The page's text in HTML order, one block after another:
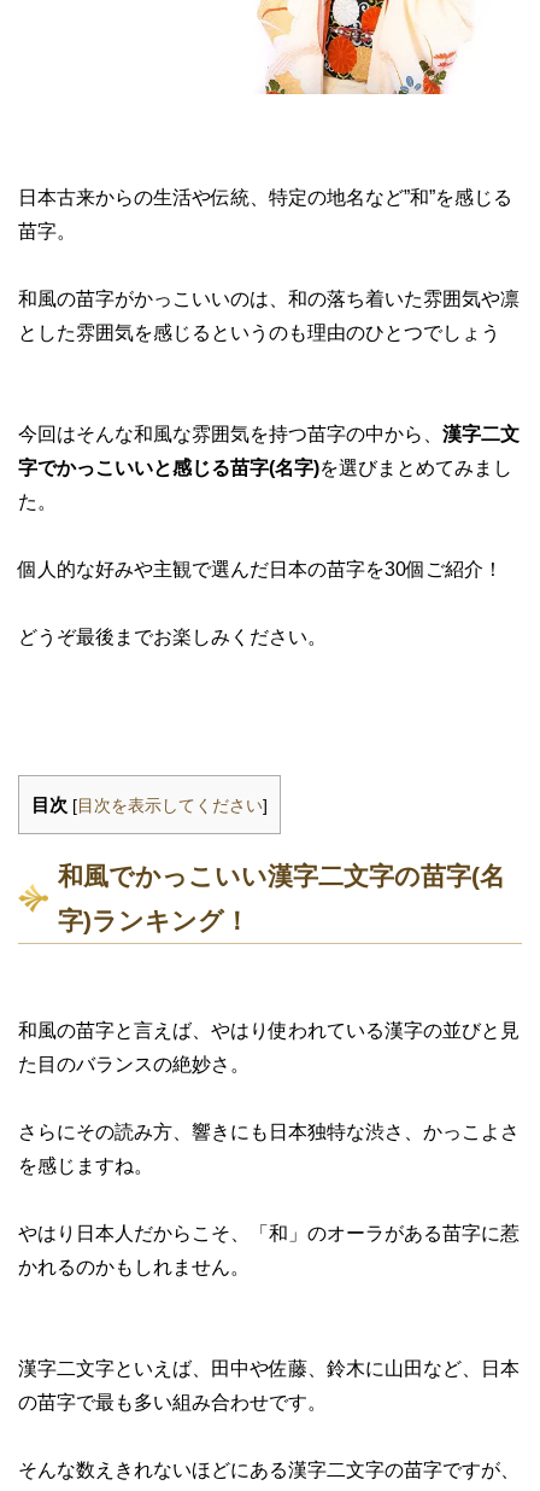
日本古来からの生活や伝統、特定の地名など”和”を感じる
苗字。
和風の苗字がかっこいいのは、和の落ち着いた雰囲気や凛
とした雰囲気を感じるというのも理由のひとつでしょう
今回はそんな和風な雰囲気を持つ苗字の中から、 漢字二文
字でかっこいいと感じる苗字(名字)を選びまとめてみまし
た。
個人的な好みや主観で選んだ日本の苗字を30個ご紹介！
どうぞ最後までお楽しみください。
目次 [ 目次を表示してください]
和風でかっこいい漢字二文字の苗字(名
字)ランキング！
和風の苗字と言えば、やはり使われている漢字の並びと見
た目のバランスの絶妙さ。
さらにその読み方、響きにも日本独特な渋さ、かっこよさ
を感じますね。
やはり日本人だからこそ、「和」のオーラがある苗字に惹
かれるのかもしれません。
漢字二文字といえば、田中や佐藤、鈴木に山田など、日本
の苗字で最も多い組み合わせです。
そんな数えきれないほどにある漢字二文字の苗字ですが、